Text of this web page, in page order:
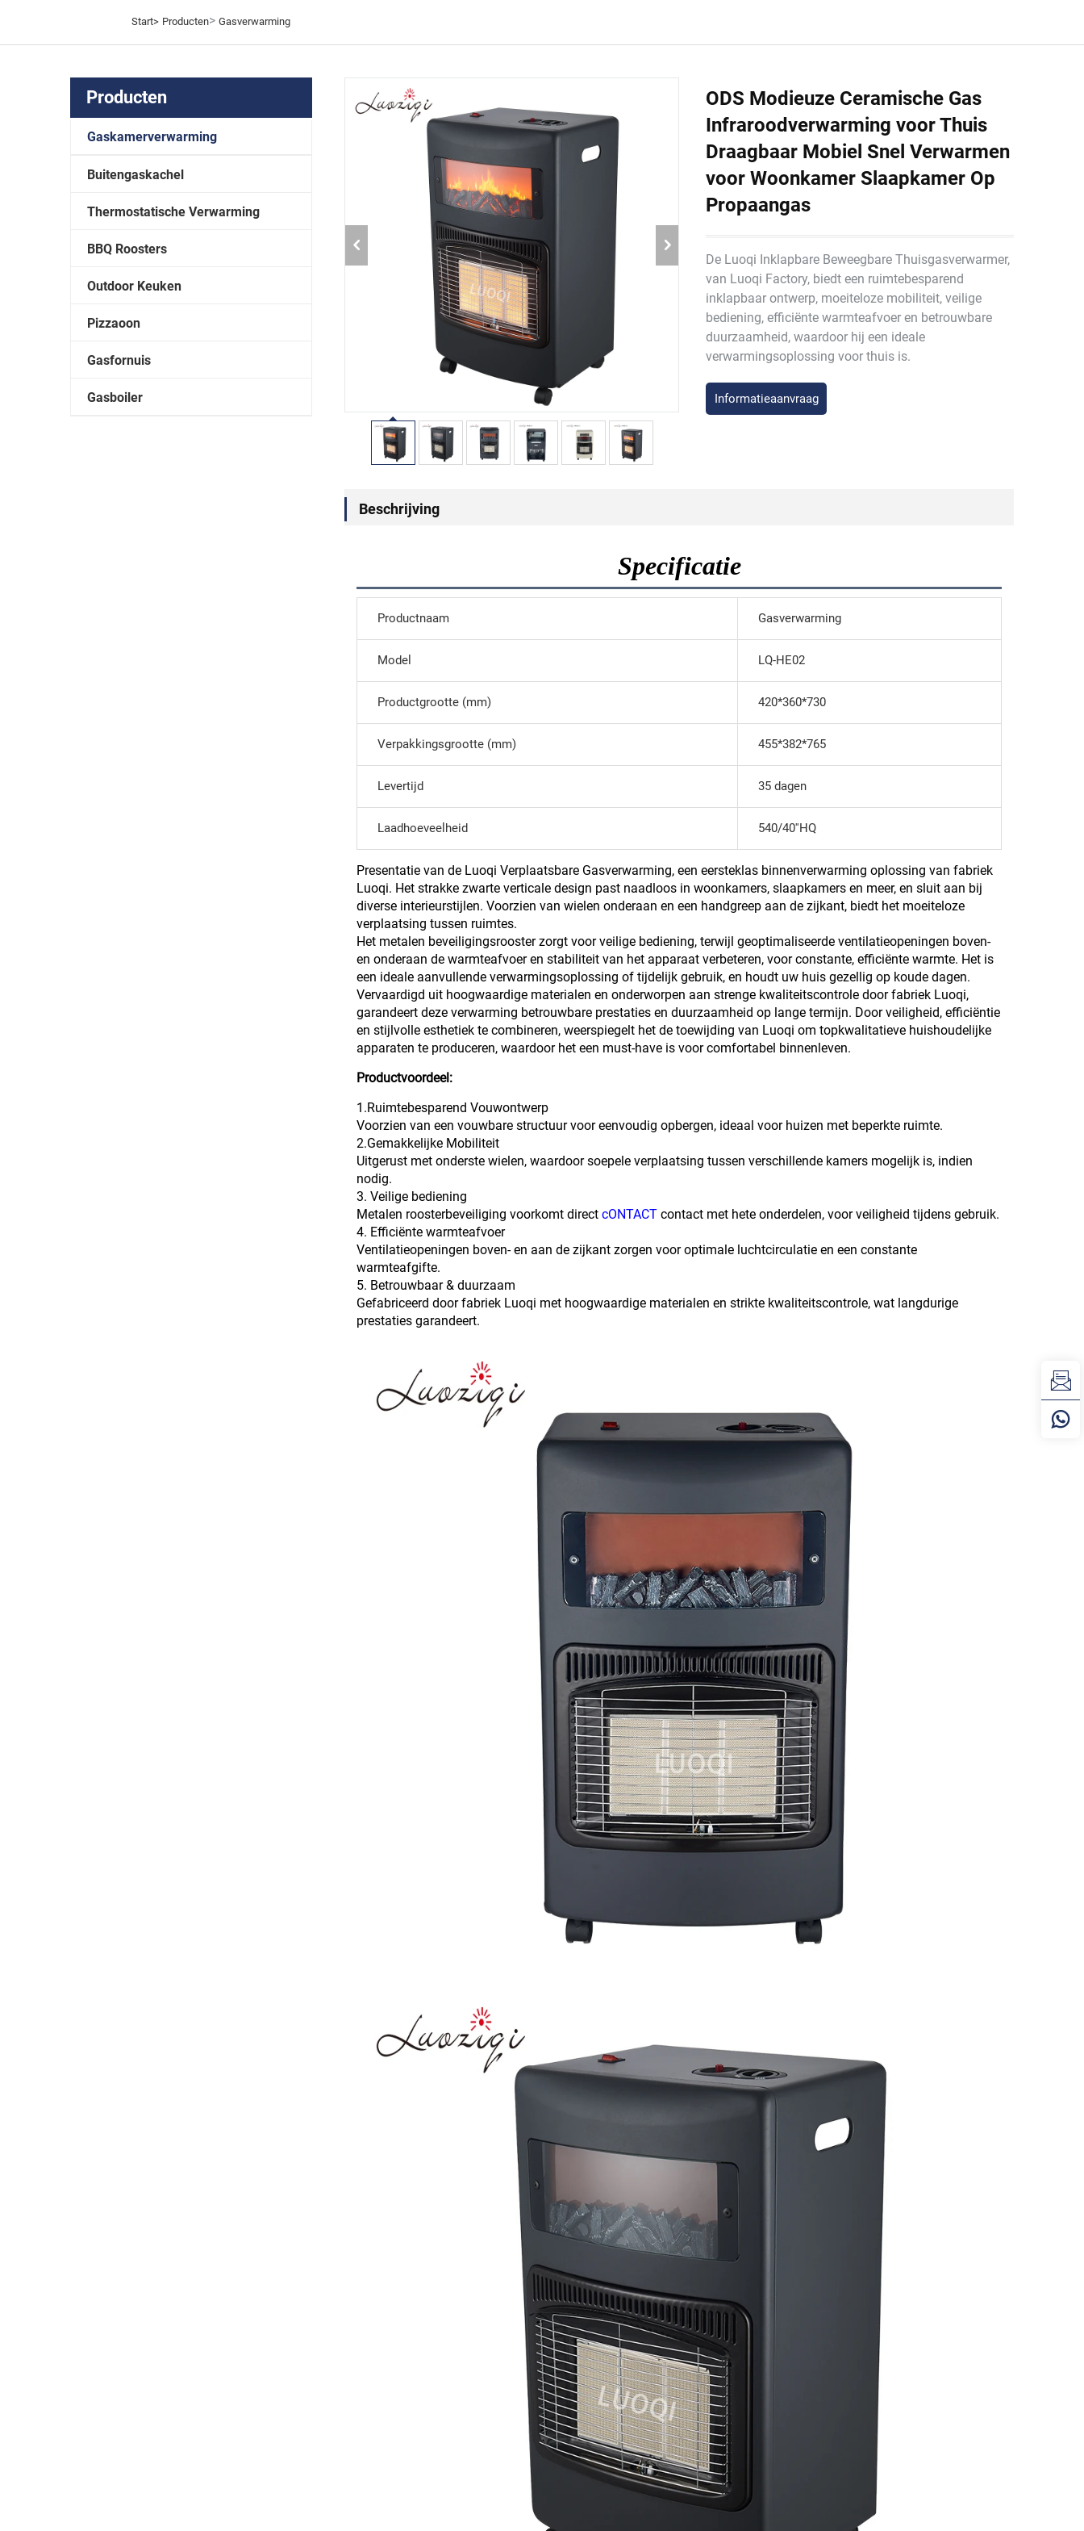
Start> Producten> Gasverwarming
Producten
Gaskamerverwarming
Buitengaskachel
Thermostatische Verwarming
BBQ Roosters
Outdoor Keuken
Pizzaoon
Gasfornuis
Gasboiler
ODS Modieuze Ceramische Gas
Infraroodverwarming voor Thuis
Draagbaar Mobiel Snel Verwarmen
voor Woonkamer Slaapkamer Op
Propaangas
De Luoqi Inklapbare Beweegbare Thuisgasverwarmer,
van Luoqi Factory, biedt een ruimtebesparend
inklapbaar ontwerp, moeiteloze mobiliteit, veilige
bediening, efficiënte warmteafvoer en betrouwbare
duurzaamheid, waardoor hij een ideale
verwarmingsoplossing voor thuis is.
Informatieaanvraag
Beschrijving
Specificatie
Productnaam Gasverwarming
Model LQ-HE02
Productgrootte (mm) 420*360*730
Verpakkingsgrootte (mm) 455*382*765
Levertijd 35 dagen
Laadhoeveelheid 540/40''HQ
Presentatie van de Luoqi Verplaatsbare Gasverwarming, een eersteklas binnenverwarming oplossing van fabriek
Luoqi. Het strakke zwarte verticale design past naadloos in woonkamers, slaapkamers en meer, en sluit aan bij
diverse interieurstijlen. Voorzien van wielen onderaan en een handgreep aan de zijkant, biedt het moeiteloze
verplaatsing tussen ruimtes.
Het metalen beveiligingsrooster zorgt voor veilige bediening, terwijl geoptimaliseerde ventilatieopeningen boven-
en onderaan de warmteafvoer en stabiliteit van het apparaat verbeteren, voor constante, efficiënte warmte. Het is
een ideale aanvullende verwarmingsoplossing of tijdelijk gebruik, en houdt uw huis gezellig op koude dagen.
Vervaardigd uit hoogwaardige materialen en onderworpen aan strenge kwaliteitscontrole door fabriek Luoqi,
garandeert deze verwarming betrouwbare prestaties en duurzaamheid op lange termijn. Door veiligheid, efficiëntie
en stijlvolle esthetiek te combineren, weerspiegelt het de toewijding van Luoqi om topkwalitatieve huishoudelijke
apparaten te produceren, waardoor het een must-have is voor comfortabel binnenleven.
Productvoordeel:
1.Ruimtebesparend Vouwontwerp
Voorzien van een vouwbare structuur voor eenvoudig opbergen, ideaal voor huizen met beperkte ruimte.
2.Gemakkelijke Mobiliteit
Uitgerust met onderste wielen, waardoor soepele verplaatsing tussen verschillende kamers mogelijk is, indien
nodig.
3. Veilige bediening
Metalen roosterbeveiliging voorkomt direct cONTACT contact met hete onderdelen, voor veiligheid tijdens gebruik.
4. Efficiënte warmteafvoer
Ventilatieopeningen boven- en aan de zijkant zorgen voor optimale luchtcirculatie en een constante
warmteafgifte.
5. Betrouwbaar & duurzaam
Gefabriceerd door fabriek Luoqi met hoogwaardige materialen en strikte kwaliteitscontrole, wat langdurige
prestaties garandeert.